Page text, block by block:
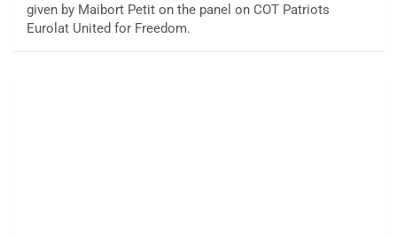
given by Maibort Petit on the panel on COT Patriots
Eurolat United for Freedom.